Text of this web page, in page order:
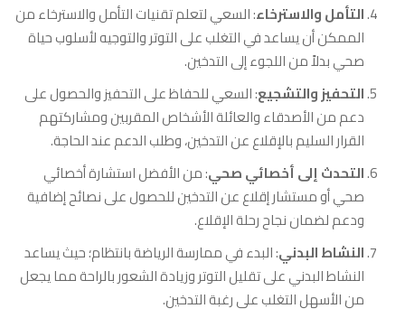
التأمل والاسترخاء: السعي لتعلم تقنيات التأمل والاسترخاء من
الممكن أن يساعد في التغلب على التوتر والتوجيه لأسلوب حياة
صحي بدلاً من اللجوء إلى التدخين.
التحفيز والتشجيع: السعي للحفاظ على التحفيز والحصول على
دعم من الأصدقاء والعائلة الأشخاص المقربين ومشاركتهم
القرار السليم بالإقلاع عن التدخين، وطلب الدعم عند الحاجة.
التحدث إلى أخصائي صحي: من الأفضل استشارة أخصائي
صحي أو مستشار إقلاع عن التدخين للحصول على نصائح إضافية
ودعم لضمان نجاح رحلة الإقلاع.
النشاط البدني: البدء في ممارسة الرياضة بانتظام؛ حيث يساعد
النشاط البدني على تقليل التوتر وزيادة الشعور بالراحة مما يجعل
من الأسهل التغلب على رغبة التدخين.